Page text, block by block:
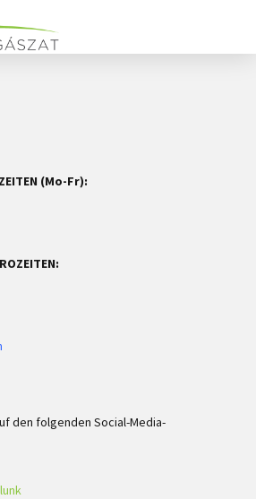
(Mo-Fr):
den folgenden Social-Media-